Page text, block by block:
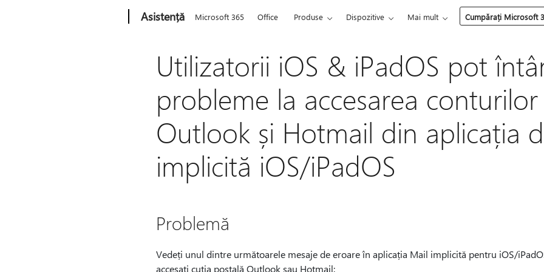
Asistență Microsoft 365 Office Produse Dispozitive Mai mult Cumpărați Microsoft
Utilizatorii iOS & iPadOS pot
probleme la accesarea
Outlook și Hotmail din aplicația
implicită iOS/iPadOS
Problemă
Vedeți unul dintre următoarele mesaje de eroare în aplicația Mail implicită pentru iOS/
accesați cutia poștală Outlook sau Hotmail: